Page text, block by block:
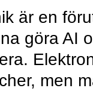
är en
göra AI
men